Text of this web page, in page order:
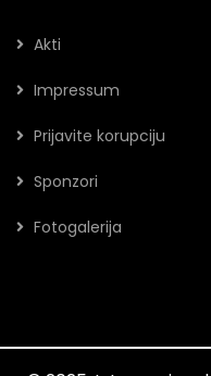
Akti
Impressum
Prijavite korupciju
Sponzori
Fotogalerija